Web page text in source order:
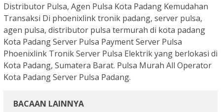
Distributor Pulsa, Agen Pulsa Kota Padang Kemudahan
Transaksi Di phoenixlink tronik padang, server pulsa,
agen pulsa, distributor pulsa termurah di kota padang
Kota Padang Server Pulsa Payment Server Pulsa
Phoenixlink Tronik Server Pulsa Elektrik yang berlokasi di
Kota Padang, Sumatera Barat. Pulsa Murah All Operator
Kota Padang Server Pulsa Padang.
BACAAN LAINNYA